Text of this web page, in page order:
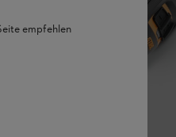
empfehlen